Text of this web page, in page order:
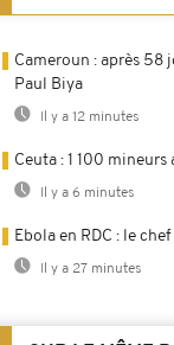
Cameroun : après
Paul Biya
Il y a 12 minutes
Ceuta : 1 100
Il y a 6 minutes
Ebola en RDC : le
Il y a 27 minutes